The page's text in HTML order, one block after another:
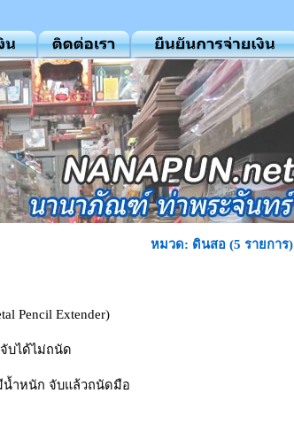
หมวด: ดินสอ (5 รายการ)
Pencil Extender)
บได้ไม่ถนัด
ำหนัก จับแล้วถนัดมือ